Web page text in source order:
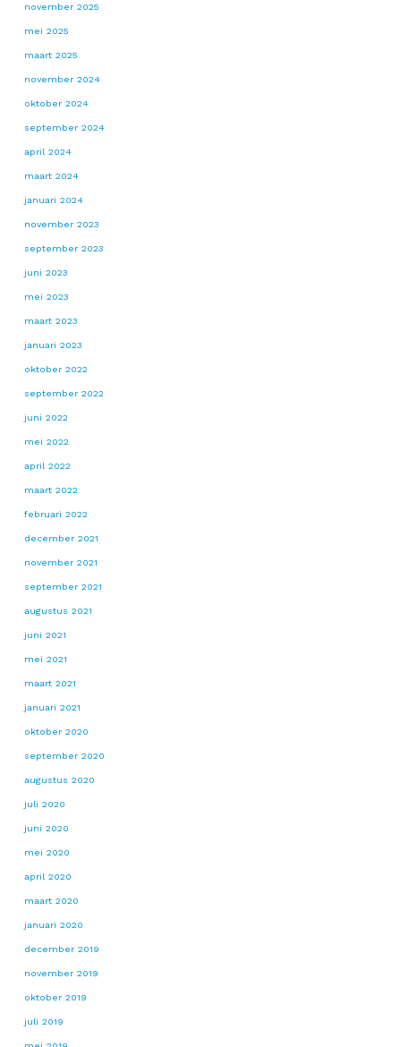
november 2025
mei 2025
maart 2025
november 2024
oktober 2024
september 2024
april 2024
maart 2024
januari 2024
november 2023
september 2023
juni 2023
mei 2023
maart 2023
januari 2023
oktober 2022
september 2022
juni 2022
mei 2022
april 2022
maart 2022
februari 2022
december 2021
november 2021
september 2021
augustus 2021
juni 2021
mei 2021
maart 2021
januari 2021
oktober 2020
september 2020
augustus 2020
juli 2020
juni 2020
mei 2020
april 2020
maart 2020
januari 2020
december 2019
november 2019
oktober 2019
juli 2019